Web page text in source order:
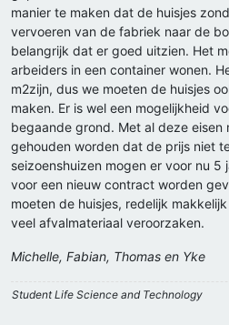
manier te maken dat de huisjes
vervoeren van de fabriek naar de
belangrijk dat er goed uitzien. Het
arbeiders in een container wonen.
m2zijn, dus we moeten de huisjes
maken. Er is wel een mogelijkheid
begaande grond. Met al deze eisen
gehouden worden dat de prijs niet
seizoenshuizen mogen er voor nu 5
voor een nieuw contract worden
moeten de huisjes, redelijk
veel afvalmateriaal veroorzaken.
Michelle, Fabian, Thomas en Yke
Student Life Science and Technology